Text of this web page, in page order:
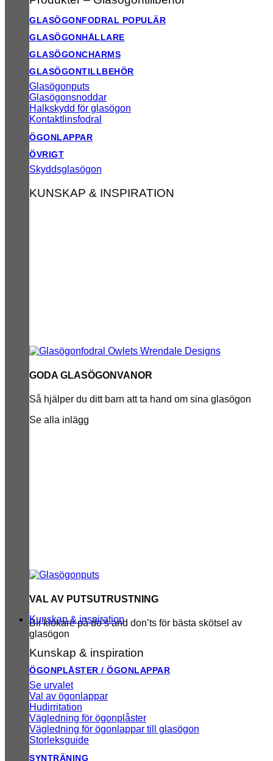
GLASÖGONFODRAL
GLASÖGONHÅLLARE
GLASÖGONCHARMS
GLASÖGONTILLBEHÖR
Glasögonputs
Glasögonsnoddar
Halkskydd för glasögon
Kontaktlinsfodral
ÖGONLAPPAR
ÖVRIGT
Skyddsglasögon
KUNSKAP & INSPIRATION
GODA GLASÖGONVANOR
Så hjälper du ditt barn att ta hand om sina glasögon
Se alla inlägg
VAL AV PUTSUTRUSTNING
Bli klokare på do’s and don’ts för bästa skötsel av
glasögon
Kunskap & inspiration
Kunskap & inspiration
ÖGONPLÅSTER / ÖGONLAPPAR
Se urvalet
Val av ögonlappar
Hudirritation
Vägledning för ögonplåster
Vägledning för ögonlappar till glasögon
Storleksguide
SYNTRÄNING